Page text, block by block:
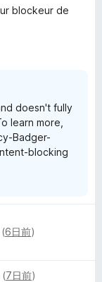
blockeur de
doesn't fully
learn more,
Badger-
blocking
6日前)
(7日前)